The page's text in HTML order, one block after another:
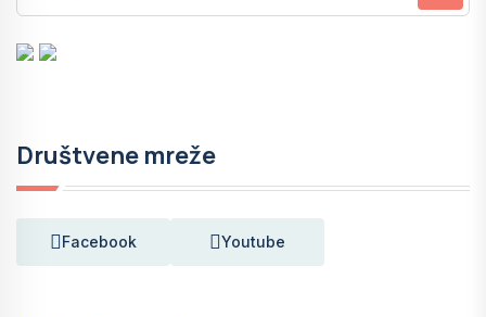
Društvene mreže
Facebook Youtube